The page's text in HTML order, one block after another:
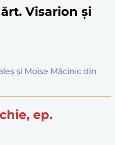
Visarion și
și Moise Măcinic din
ep.